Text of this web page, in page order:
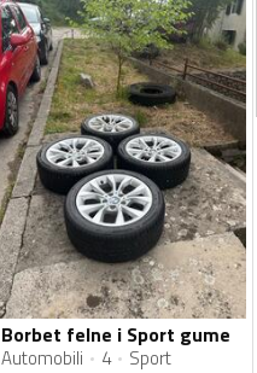
Borbet felne i Sport gume
Automobili 4 Sport